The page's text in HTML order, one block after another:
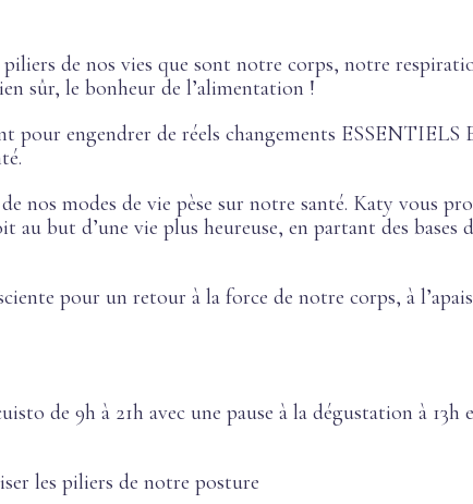
de nos vies que sont notre corps, notre
sûr, le bonheur de l’alimentation !
pour engendrer de réels changements
nos modes de vie pèse sur notre santé. Katy vous
but d’une vie plus heureuse, en partant des bases
pour un retour à la force de notre corps, à
de 9h à 21h avec une pause à la dégustation à 13h
les piliers de notre posture